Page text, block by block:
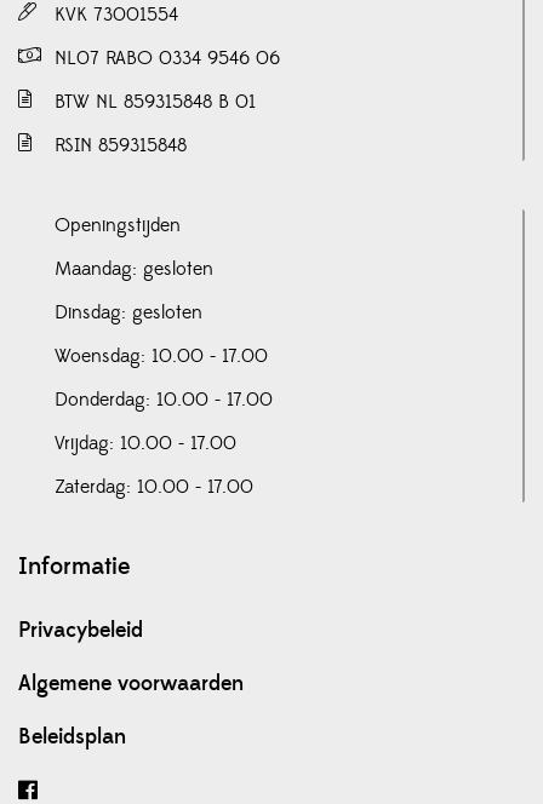
KVK 73001554
NL07 RABO 0334 9546 06
BTW NL 859315848 B 01
RSIN 859315848
Openingstijden
Maandag: gesloten
Dinsdag: gesloten
Woensdag: 10.00 - 17.00
Donderdag: 10.00 - 17.00
Vrijdag: 10.00 - 17.00
Zaterdag: 10.00 - 17.00
Informatie
Privacybeleid
Algemene voorwaarden
Beleidsplan